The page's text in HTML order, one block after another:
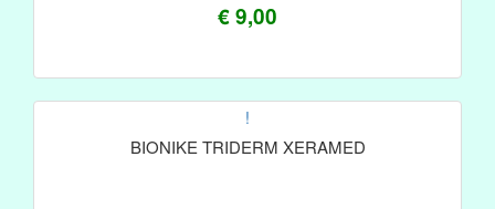
€ 9,00
!
BIONIKE TRIDERM XERAMED